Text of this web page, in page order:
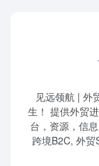
见远领航 | 外
生！ 提供外贸
台，资源，信
跨境B2C, 外